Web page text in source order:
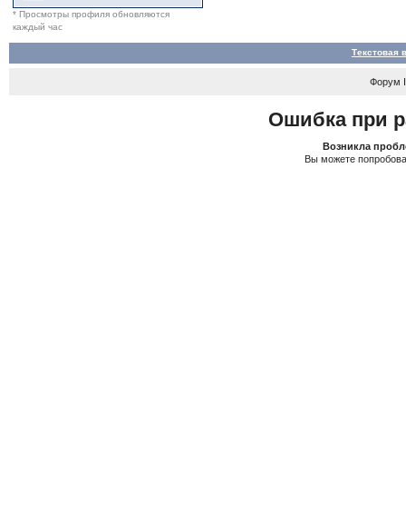
* Просмотры профиля обновляются
каждый час
Текстовая
Форум
Ошибка при
Возникла
Вы можете